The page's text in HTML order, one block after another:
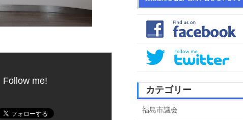
Follow me!
カテゴリー
福島市議会